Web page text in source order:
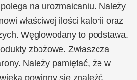
na urozmaicaniu. Należy
właściwej ilości kalorii oraz
Węglowodany to podstawa.
zbożowe. Zwłaszcza
Należy pamiętać, że w
powinny się znaleźć